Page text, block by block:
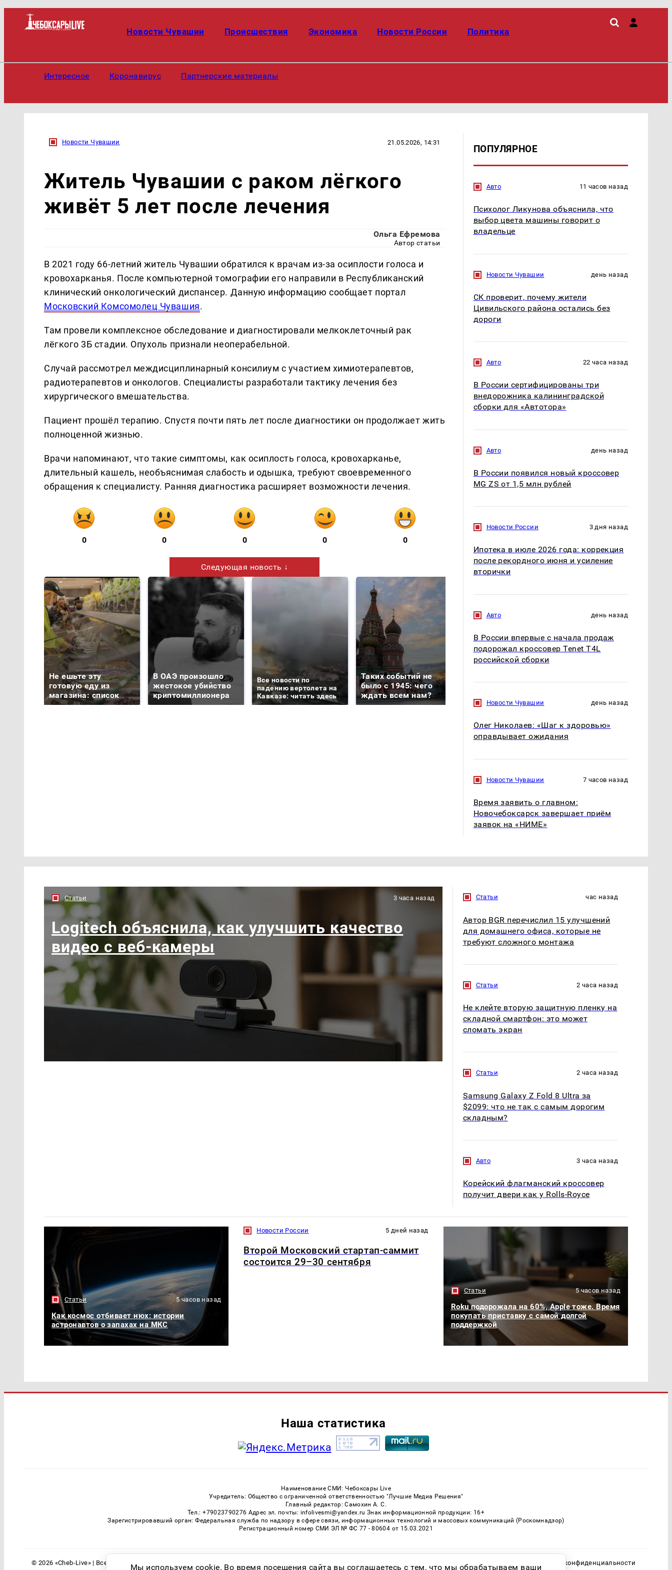
Новости Чувашии Происшествия Экономика Новости России Политика
Интересное Коронавирус Партнерские материалы
Новости Чувашии 21.05.2026, 14:31
Житель Чувашии с раком лёгкого
живёт 5 лет после лечения
Ольга Ефремова
Автор статьи
В 2021 году 66-летний житель Чувашии обратился к врачам из-за осиплости голоса и
кровохарканья. После компьютерной томографии его направили в Республиканский
клинический онкологический диспансер. Данную информацию сообщает портал
Московский Комсомолец Чувашия.
Там провели комплексное обследование и диагностировали мелкоклеточный рак
лёгкого 3Б стадии. Опухоль признали неоперабельной.
Случай рассмотрел междисциплинарный консилиум с участием химиотерапевтов,
радиотерапевтов и онкологов. Специалисты разработали тактику лечения без
хирургического вмешательства.
Пациент прошёл терапию. Спустя почти пять лет после диагностики он продолжает жить
полноценной жизнью.
Врачи напоминают, что такие симптомы, как осиплость голоса, кровохарканье,
длительный кашель, необъяснимая слабость и одышка, требуют своевременного
обращения к специалисту. Ранняя диагностика расширяет возможности лечения.
0 0 0 0 0
Следующая новость ↓
Не ешьте эту
готовую еду из
магазина: список
В ОАЭ произошло
жестокое убийство
криптомиллионера
Все новости по
падению вертолета на
Кавказе: читать здесь
Таких событий не
было с 1945: чего
ждать всем нам?
машину напали и
ПОПУЛЯРНОЕ
Авто 11 часов назад
Психолог Ликунова объяснила, что
выбор цвета машины говорит о
владельце
Новости Чувашии день назад
СК проверит, почему жители
Цивильского района остались без
дороги
Авто 22 часа назад
В России сертифицированы три
внедорожника калининградской
сборки для «Автотора»
Авто день назад
В России появился новый кроссовер
MG ZS от 1,5 млн рублей
Новости России 3 дня назад
Ипотека в июле 2026 года: коррекция
после рекордного июня и усиление
вторички
Авто день назад
В России впервые с начала продаж
подорожал кроссовер Tenet T4L
российской сборки
Новости Чувашии день назад
Олег Николаев: «Шаг к здоровью»
оправдывает ожидания
Новости Чувашии 7 часов назад
Время заявить о главном:
Новочебоксарск завершает приём
заявок на «НИМЕ»
Статьи 3 часа назад
Logitech объяснила, как улучшить качество
видео с веб-камеры
Статьи час назад
Автор BGR перечислил 15 улучшений
для домашнего офиса, которые не
требуют сложного монтажа
Статьи 2 часа назад
Не клейте вторую защитную пленку на
складной смартфон: это может
сломать экран
Статьи 2 часа назад
Samsung Galaxy Z Fold 8 Ultra за
$2099: что не так с самым дорогим
складным?
Авто 3 часа назад
Корейский флагманский кроссовер
получит двери как у Rolls-Royce
Статьи 5 часов назад
Как космос отбивает нюх: истории
астронавтов о запахах на МКС
Новости России 5 дней назад
Второй Московский стартап-саммит
состоится 29–30 сентября
Статьи 5 часов назад
Roku подорожала на 60%, Apple тоже. Время
покупать приставку с самой долгой
поддержкой
Наша статистика
Наименование СМИ: Чебоксары Live
Учредитель: Общество с ограниченной ответственностью "Лучшие Медиа Решения"
Главный редактор: Самохин А. С.
Тел.: +79023790276 Адрес эл. почты: infolivesmi@yandex.ru Знак информационной продукции: 16+
Зарегистрировавший орган: Федеральная служба по надзору в сфере связи, информационных технологий и массовых коммуникаций (Роскомнадзор)
Регистрационный номер СМИ ЭЛ № ФС 77 - 80604 от 15.03.2021
© 2026 «Cheb-Live» | Все права защищены Возрастная категория сайта 16+ Политика конфиденциальности
Мы используем cookie. Во время посещения сайта вы соглашаетесь с тем, что мы обрабатываем ваши